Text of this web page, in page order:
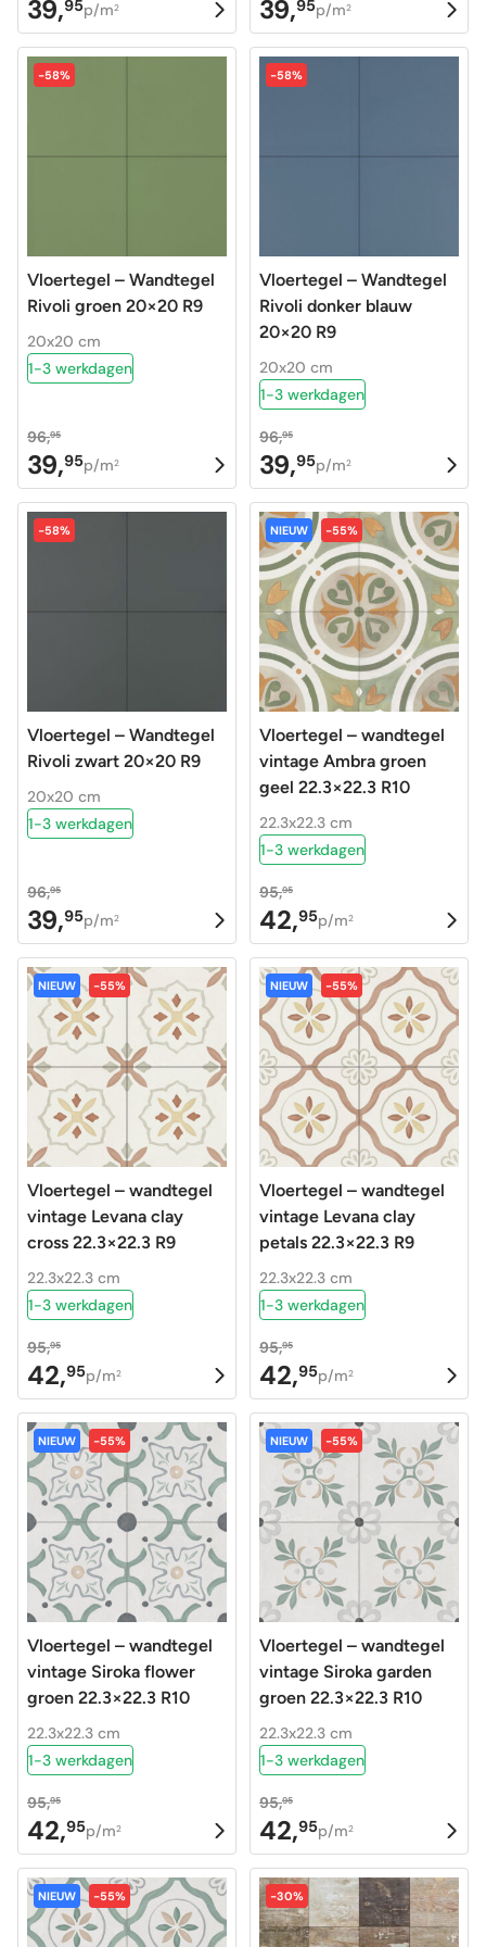
Oorspronkelijke
prijs
was:
96,95.
39,95
Huidige
prijs
is:
39,95.
p/m2
Oorspronkelijke
prijs
was:
96,95.
39,95
Huidige
prijs
is:
39,95.
p/m2
-58%
Vloertegel – Wandtegel
Rivoli groen 20×20 R9
20x20 cm
1-3 werkdagen
96,95
Oorspronkelijke
prijs
was:
96,95.
39,95
Huidige
prijs
is:
39,95.
p/m2
-58%
Vloertegel – Wandtegel
Rivoli donker blauw
20×20 R9
20x20 cm
1-3 werkdagen
96,95
Oorspronkelijke
prijs
was:
96,95.
39,95
Huidige
prijs
is:
39,95.
p/m2
-58%
Vloertegel – Wandtegel
Rivoli zwart 20×20 R9
20x20 cm
1-3 werkdagen
96,95
Oorspronkelijke
prijs
was:
96,95.
39,95
Huidige
prijs
is:
39,95.
p/m2
NIEUW -55%
Vloertegel – wandtegel
vintage Ambra groen
geel 22.3×22.3 R10
22.3x22.3 cm
1-3 werkdagen
95,95
Oorspronkelijke
prijs
was:
95,95.
42,95
Huidige
prijs
is:
42,95.
p/m2
NIEUW -55%
Vloertegel – wandtegel
vintage Levana clay
cross 22.3×22.3 R9
22.3x22.3 cm
1-3 werkdagen
95,95
Oorspronkelijke
prijs
was:
95,95.
42,95
Huidige
prijs
is:
42,95.
p/m2
NIEUW -55%
Vloertegel – wandtegel
vintage Levana clay
petals 22.3×22.3 R9
22.3x22.3 cm
1-3 werkdagen
95,95
Oorspronkelijke
prijs
was:
95,95.
42,95
Huidige
prijs
is:
42,95.
p/m2
NIEUW -55%
Vloertegel – wandtegel
vintage Siroka flower
groen 22.3×22.3 R10
22.3x22.3 cm
1-3 werkdagen
95,95
Oorspronkelijke
prijs
was:
95,95.
42,95
Huidige
prijs
is:
42,95.
p/m2
NIEUW -55%
Vloertegel – wandtegel
vintage Siroka garden
groen 22.3×22.3 R10
22.3x22.3 cm
1-3 werkdagen
95,95
Oorspronkelijke
prijs
was:
95,95.
42,95
Huidige
prijs
is:
42,95.
p/m2
NIEUW -55% -30%